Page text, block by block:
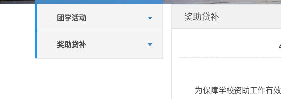
团学活动
奖助贷补
奖助贷补
为保障学校资助工作有